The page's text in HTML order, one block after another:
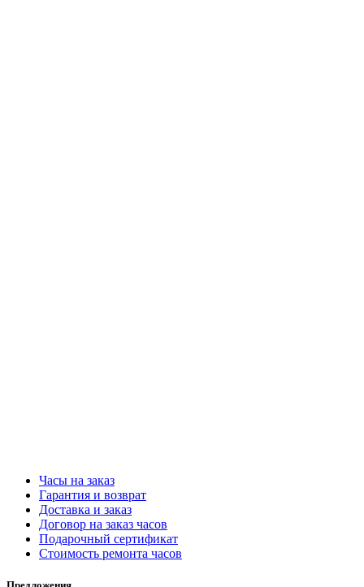
Часы на заказ
Гарантия и возврат
Доставка и заказ
Договор на заказ часов
Подарочный сертификат
Стоимость ремонта часов